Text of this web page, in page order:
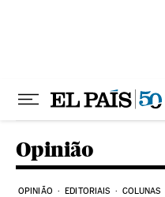
Opinião
OPINIÃO EDITORIAIS COLUNAS